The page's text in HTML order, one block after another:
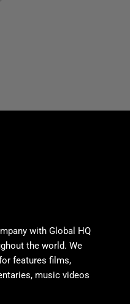
with Global HQ
the world. We
features films,
music videos